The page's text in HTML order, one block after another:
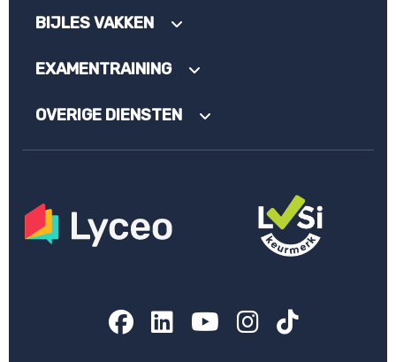
BIJLES VAKKEN
EXAMENTRAINING
OVERIGE DIENSTEN
Facebook
LinkedIn
YouTube
Instagram
TikTok